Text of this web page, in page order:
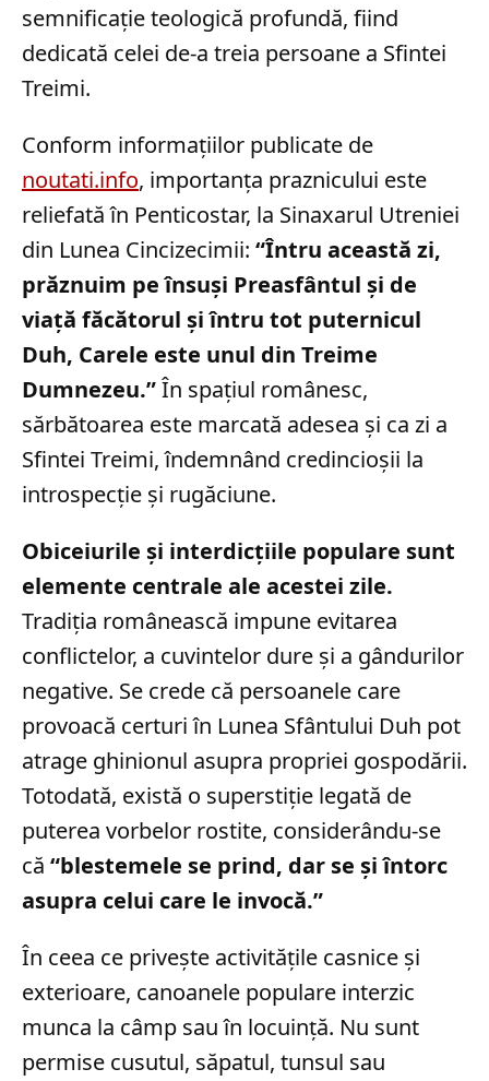
semnificație teologică profundă, fiind
dedicată celei de-a treia persoane a Sfintei
Treimi.
Conform informațiilor publicate de
noutati.info, importanța praznicului este
reliefată în Penticostar, la Sinaxarul Utreniei
din Lunea Cincizecimii: “Întru această zi,
prăznuim pe însuşi Preasfântul şi de
viaţă făcătorul şi întru tot puternicul
Duh, Carele este unul din Treime
Dumnezeu.”În spațiul românesc,
sărbătoarea este marcată adesea și ca zi a
Sfintei Treimi, îndemnând credincioșii la
introspecție și rugăciune.
Obiceiurile și interdicțiile populare sunt
elemente centrale ale acestei zile.
Tradiția românească impune evitarea
conflictelor, a cuvintelor dure și a gândurilor
negative. Se crede că persoanele care
provoacă certuri în Lunea Sfântului Duh pot
atrage ghinionul asupra propriei gospodării.
Totodată, există o superstiție legată de
puterea vorbelor rostite, considerându-se
că “blestemele se prind, dar se şi întorc
asupra celui care le invocă.”
În ceea ce privește activitățile casnice și
exterioare, canoanele populare interzic
munca la câmp sau în locuință. Nu sunt
permise cusutul, săpatul, tunsul sau